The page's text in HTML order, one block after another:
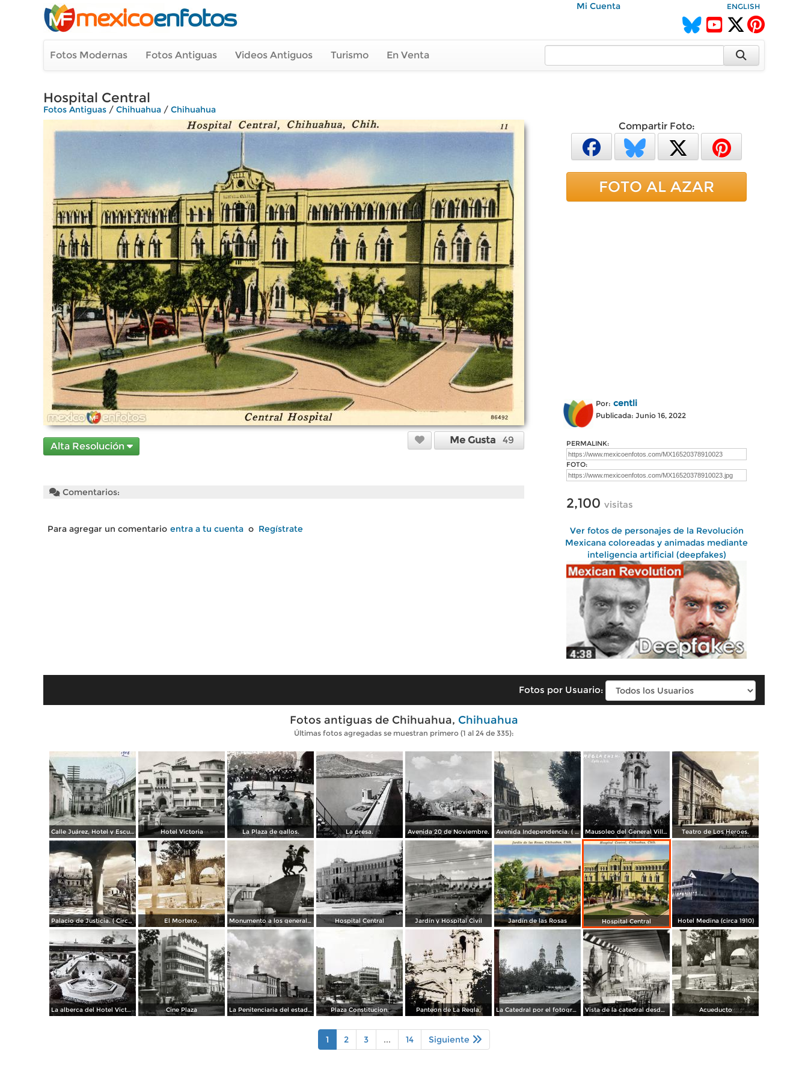
Mi Cuenta ENGLISH
Fotos Modernas Fotos Antiguas Videos Antiguos Turismo En Venta
Hospital Central
Fotos Antiguas / Chihuahua / Chihuahua
Alta Resolución
Me Gusta 49
Comentarios:
Para agregar un comentario entra a tu cuenta o Regístrate
Compartir Foto:
FOTO AL AZAR
Por: centli
Publicada: Junio 16, 2022
PERMALINK:
FOTO:
2,100 visitas
Ver fotos de personajes de la Revolución
Mexicana coloreadas y animadas mediante
inteligencia artificial (deepfakes)
Fotos por Usuario:
Fotos antiguas de Chihuahua, Chihuahua
Últimas fotos agregadas se muestran primero (1 al 24 de 335):
Calle Juárez, Hotel y Escuela Oficial No. 136 Hotel Victoria La Plaza de gallos. La presa. Avenida 20 de Noviembre. Avenida Independencia. ( Circulada el 12 de Abril de 1929 ). Mausoleo del General Villa en el panteon de La Regla ( Circulada el 11 de Junio de 1921 ). Teatro de Los Heroes.
Palacio de Justicia. ( Circulada el 1 deDiciembre de 1946 ). El Mortero. Monumento a los generales de la División del Norte Hospital Central Jardín y Hospital Civil Jardín de las Rosas Hospital Central Hotel Medina (circa 1910)
La alberca del Hotel Victoria. Cine Plaza La Penitenciaria del estado. Plaza Constitucion. Panteon de La Regla, La Catedral por el fotografo William H. Rau.. Vista de la catedral desde el Hotel Palacio Hilton Acueducto
1 2 3 ... 14 Siguiente